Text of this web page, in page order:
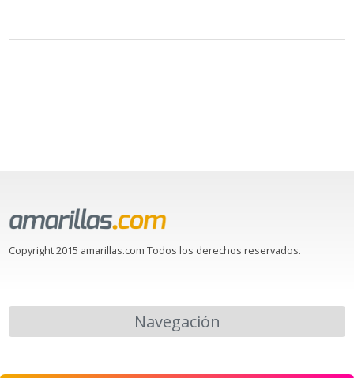
Copyright 2015 amarillas.com Todos los derechos reservados.
Navegación